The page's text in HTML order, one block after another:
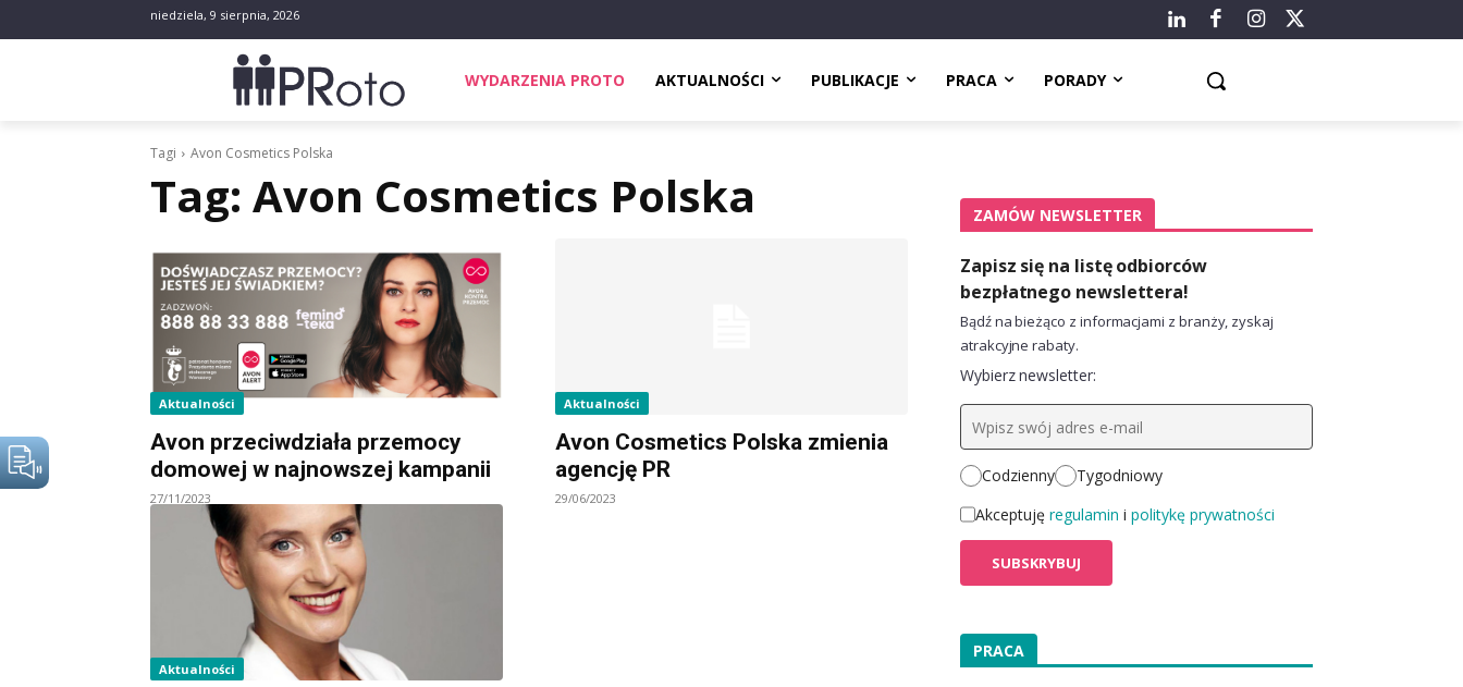
niedziela, 9 sierpnia, 2026
WYDARZENIA PROTO AKTUALNOŚCI PUBLIKACJE PRACA PORADY
Tagi Avon Cosmetics Polska
Tag: Avon Cosmetics Polska
Aktualności
Avon przeciwdziała przemocy
domowej w najnowszej kampanii
27/11/2023
Aktualności
Avon Cosmetics Polska zmienia
agencję PR
29/06/2023
Aktualności
ZAMÓW NEWSLETTER
Zapisz się na listę odbiorców
bezpłatnego newslettera!
Bądź na bieżąco z informacjami z branży, zyskaj
atrakcyjne rabaty.
Wybierz newsletter:
Codzienny
Tygodniowy
Akceptuję regulamin i politykę prywatności
PRACA